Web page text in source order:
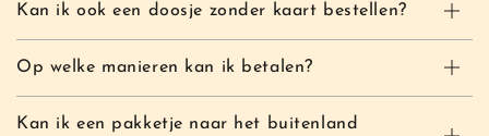
Kan ik ook een doosje zonder kaart bestellen?
Op welke manieren kan ik betalen?
Kan ik een pakketje naar het buitenland